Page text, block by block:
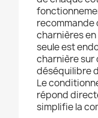
recommande
charnières en
seule est
charnière sur
déséquilibre
Le
répond
simplifie la